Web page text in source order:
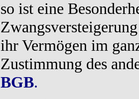
so ist eine
ihr Vermögen im
Zustimmung des
BGB.